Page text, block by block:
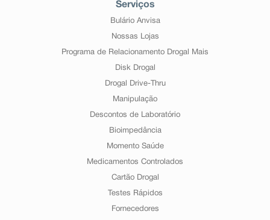
Serviços
Bulário Anvisa
Nossas Lojas
Programa de Relacionamento Drogal Mais
Disk Drogal
Drogal Drive-Thru
Manipulação
Descontos de Laboratório
Bioimpedância
Momento Saúde
Medicamentos Controlados
Cartão Drogal
Testes Rápidos
Fornecedores